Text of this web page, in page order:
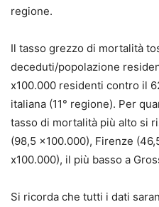
regione.
Il tasso grezzo di mortalità
deceduti/popolazione
x100.000 residenti contro il
italiana (11° regione). Per
tasso di mortalità più alto si
(98,5 x100.000), Firenze
x100.000), il più basso a
Si ricorda che tutti i dati